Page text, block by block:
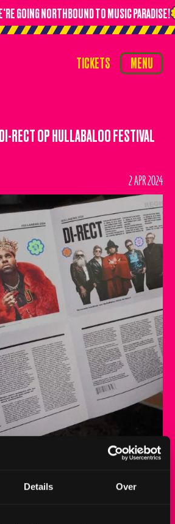
Details Over
GOING NORTHBOUND TO MUSIC PARADISE!
TICKETS MENU
LINE-UP
OVERNACHTEN
VERVOER
VIP
VRAGEN?
RECT OP HULLABALOO FESTIVAL
2 APR 2024
Joost en Anouk mogen
2024. Met de all
Derulo en de energieke